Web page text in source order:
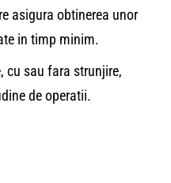
asigura obtinerea unor
in timp minim.
cu sau fara strunjire,
de operatii.